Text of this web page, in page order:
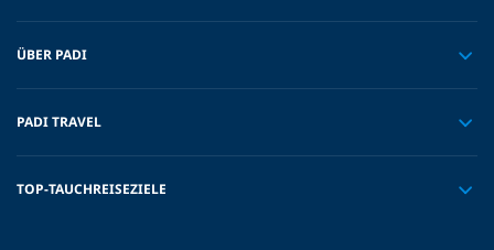
ÜBER PADI
PADI TRAVEL
TOP-TAUCHREISEZIELE